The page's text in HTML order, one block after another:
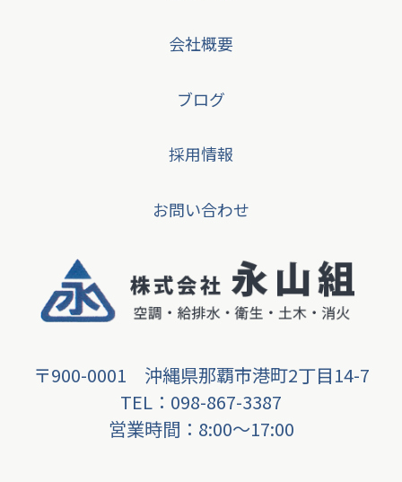
会社概要
ブログ
採用情報
お問い合わせ
〒900-0001 沖縄県那覇市港町2丁目14-7
TEL：098-867-3387
営業時間：8:00〜17:00